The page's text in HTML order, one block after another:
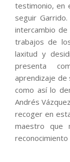
testimonio, en
seguir
intercambio
trabajos de
laxitud y
presenta
aprendizaje de
como así lo
Andrés
recoger en
maestro que
reconocimiento